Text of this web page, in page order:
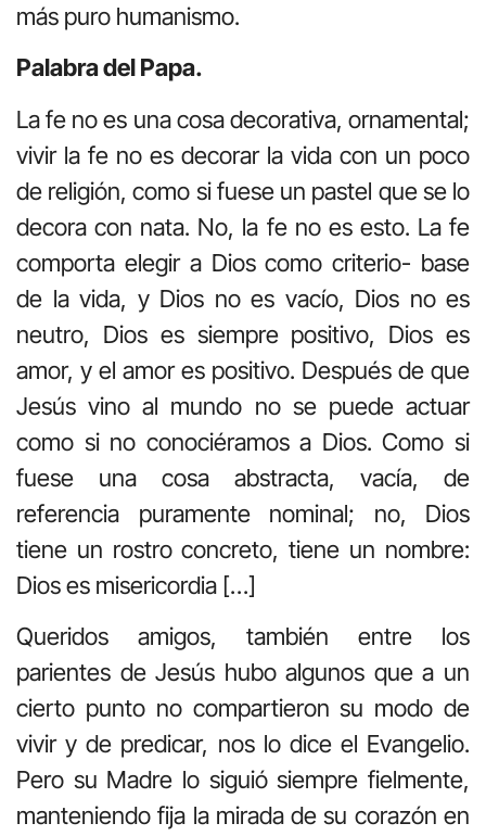
más puro humanismo.
Palabra del Papa.
La fe no es una cosa decorativa, ornamental;
vivir la fe no es decorar la vida con un poco
de religión, como si fuese un pastel que se lo
decora con nata. No, la fe no es esto. La fe
comporta elegir a Dios como criterio- base
de la vida, y Dios no es vacío, Dios no es
neutro, Dios es siempre positivo, Dios es
amor, y el amor es positivo. Después de que
Jesús vino al mundo no se puede actuar
como si no conociéramos a Dios. Como si
fuese una cosa abstracta, vacía, de
referencia puramente nominal; no, Dios
tiene un rostro concreto, tiene un nombre:
Dios es misericordia […]
Queridos amigos, también entre los
parientes de Jesús hubo algunos que a un
cierto punto no compartieron su modo de
vivir y de predicar, nos lo dice el Evangelio.
Pero su Madre lo siguió siempre fielmente,
manteniendo fija la mirada de su corazón en